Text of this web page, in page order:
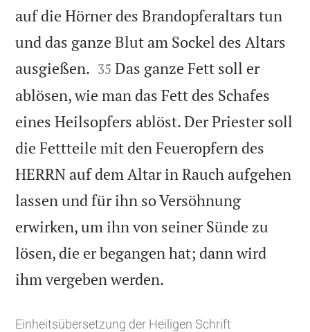
auf die Hörner des Brandopferaltars tun
und das ganze Blut am Sockel des Altars
ausgießen. 

35 Das ganze Fett soll er
ablösen, wie man das Fett des Schafes
eines Heilsopfers ablöst. Der Priester soll
die Fettteile mit den Feueropfern des
HERRN auf dem Altar in Rauch aufgehen
lassen und für ihn so Versöhnung
erwirken, um ihn von seiner Sünde zu
lösen, die er begangen hat; dann wird
ihm vergeben werden.
Einheitsübersetzung der Heiligen Schrift